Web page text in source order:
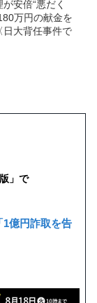
安倍“悪だく
万円の献金を
日大背任事件で
」で
1億円詐取を告